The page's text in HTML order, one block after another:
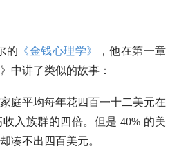
的 《金钱心理学》
，他在第一章
中讲了类似的故事：
庭平均每年花四百一十二美元在
入族群的四倍。但是 40% 的美
凑不出四百美元。